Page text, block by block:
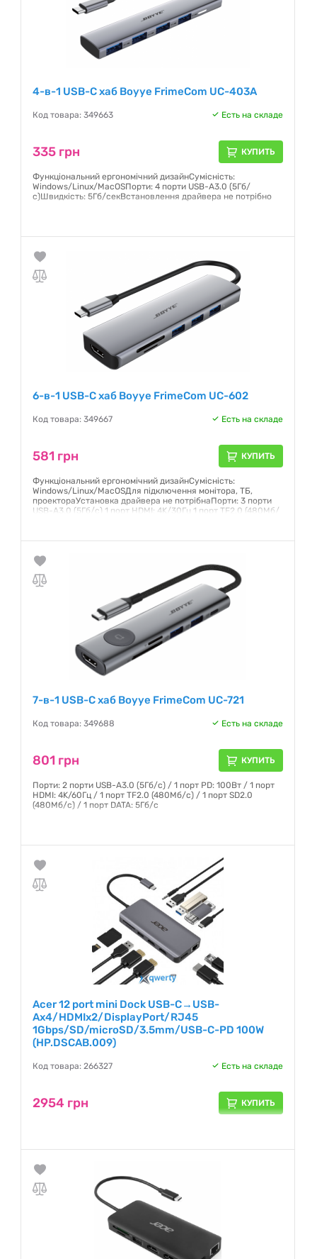
4-в-1 USB-C хаб Boyye FrimeCom UC-403A
Код товара: 349663 Есть на складе
335 грн КУПИТЬ
Функціональний ергономічний дизайнСумісність:
Windows/Linux/MacOSПорти: 4 порти USB-A3.0 (5Гб/
с)Швидкість: 5Гб/секВстановлення драйвера не потрібно
6-в-1 USB-C хаб Boyye FrimeCom UC-602
Код товара: 349667 Есть на складе
581 грн КУПИТЬ
Функціональний ергономічний дизайнСумісність:
Windows/Linux/MacOSДля підключення монітора, ТБ,
проектораУстановка драйвера не потрібнаПорти: 3 порти
USB-A3.0 (5Гб/с) 1 порт HDMI: 4K/30Гц 1 порт TF2.0 (480Мб/
Гарантия:12 месяцев
7-в-1 USB-C хаб Boyye FrimeCom UC-721
Код товара: 349688 Есть на складе
801 грн КУПИТЬ
Порти: 2 порти USB-A3.0 (5Гб/с) / 1 порт PD: 100Вт / 1 порт
HDMI: 4K/60Гц / 1 порт TF2.0 (480Мб/с) / 1 порт SD2.0
(480Мб/с) / 1 порт DATA: 5Гб/с
Acer 12 port mini Dock USB-C→USB-
Ax4/HDMIx2/DisplayPort/RJ45
1Gbps/SD/microSD/3.5mm/USB-C-PD 100W
(HP.DSCAB.009)
Код товара: 266327 Есть на складе
2954 грн КУПИТЬ
на компьютерный рынок, как это сделала Acer,
пор, еще и смартфоны. В список производимой продукции
входят также проекционное оборудование, бытовая
электроника и различная периферия и комплектующие.
12 месяцев